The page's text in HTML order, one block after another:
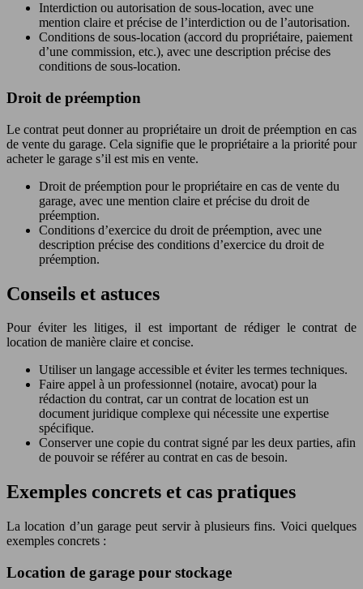
Interdiction ou autorisation de sous-location, avec une
mention claire et précise de l’interdiction ou de l’autorisation.
Conditions de sous-location (accord du propriétaire, paiement
d’une commission, etc.), avec une description précise des
conditions de sous-location.
Droit de préemption
Le contrat peut donner au propriétaire un droit de préemption en cas
de vente du garage. Cela signifie que le propriétaire a la priorité pour
acheter le garage s’il est mis en vente.
Droit de préemption pour le propriétaire en cas de vente du
garage, avec une mention claire et précise du droit de
préemption.
Conditions d’exercice du droit de préemption, avec une
description précise des conditions d’exercice du droit de
préemption.
Conseils et astuces
Pour éviter les litiges, il est important de rédiger le contrat de
location de manière claire et concise.
Utiliser un langage accessible et éviter les termes techniques.
Faire appel à un professionnel (notaire, avocat) pour la
rédaction du contrat, car un contrat de location est un
document juridique complexe qui nécessite une expertise
spécifique.
Conserver une copie du contrat signé par les deux parties, afin
de pouvoir se référer au contrat en cas de besoin.
Exemples concrets et cas pratiques
La location d’un garage peut servir à plusieurs fins. Voici quelques
exemples concrets :
Location de garage pour stockage